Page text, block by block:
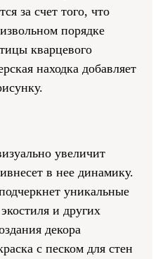
за счет того, что
порядке
кварцевого
находка добавляет
увеличит
в нее динамику.
уникальные
и других
декора
с песком для стен